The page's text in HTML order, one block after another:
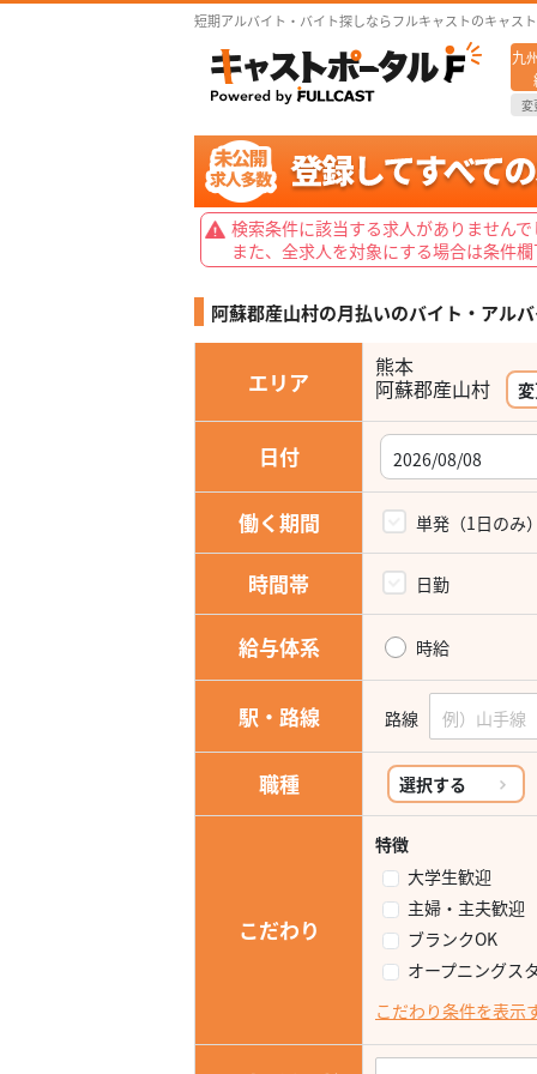
短期アルバイト・バイト探しならフルキャストのキャス
九
変
検索条件に該当する求人がありません
また、全求人を対象にする場合は条件
阿蘇郡産山村の月払いのバイト・アル
エリア
熊本
阿蘇郡産山村
日付
働く期間 単発（1日のみ
時間帯 日勤
給与体系 時給
駅・路線 路線
職種 選択する
こだわり
特徴
大学生歓迎
主婦・主夫歓迎
ブランクOK
オープニングス
こだわり条件を表示